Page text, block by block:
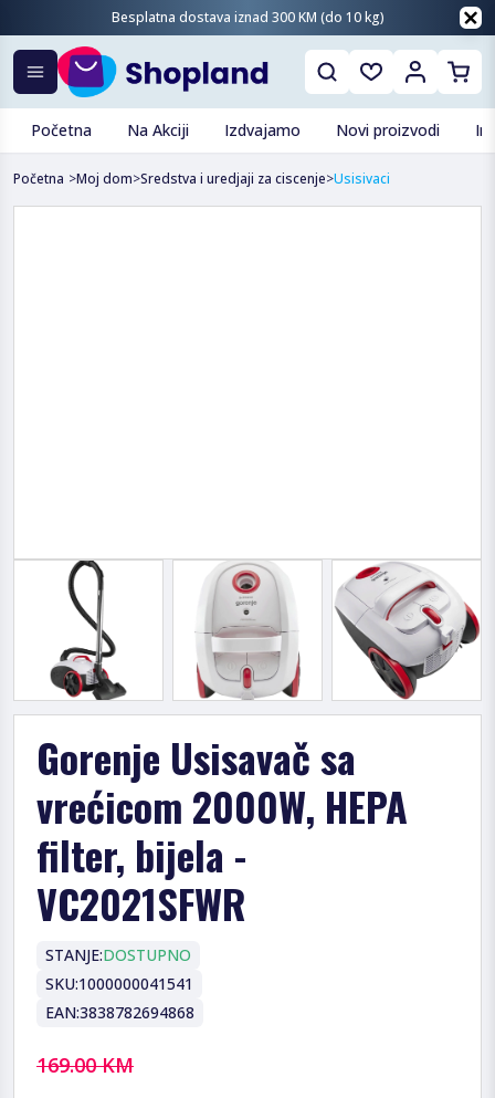
Besplatna dostava iznad 300 KM (do 10 kg)
Početna Na Akciji Izdvajamo Novi proizvodi
Početna >Moj dom>Sredstva i uredjaji za ciscenje>Usisivaci
Gorenje Usisavač sa
vrećicom 2000W, HEPA
filter, bijela -
VC2021SFWR
STANJE:DOSTUPNO
SKU:1000000041541
EAN:3838782694868
169.00 KM